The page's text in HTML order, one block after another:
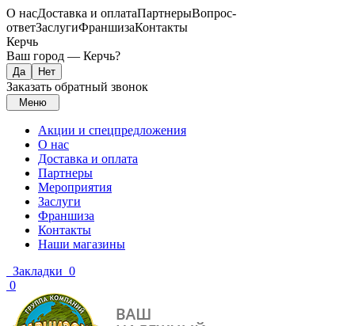
О насДоставка и оплатаПартнерыВопрос-
ответЗаслугиФраншизаКонтакты
Керчь
Ваш город — Керчь?
Заказать обратный звонок
Меню
Акции и спецпредложения
О нас
Доставка и оплата
Партнеры
Мероприятия
Заслуги
Франшиза
Контакты
Наши магазины
Закладки 0
0